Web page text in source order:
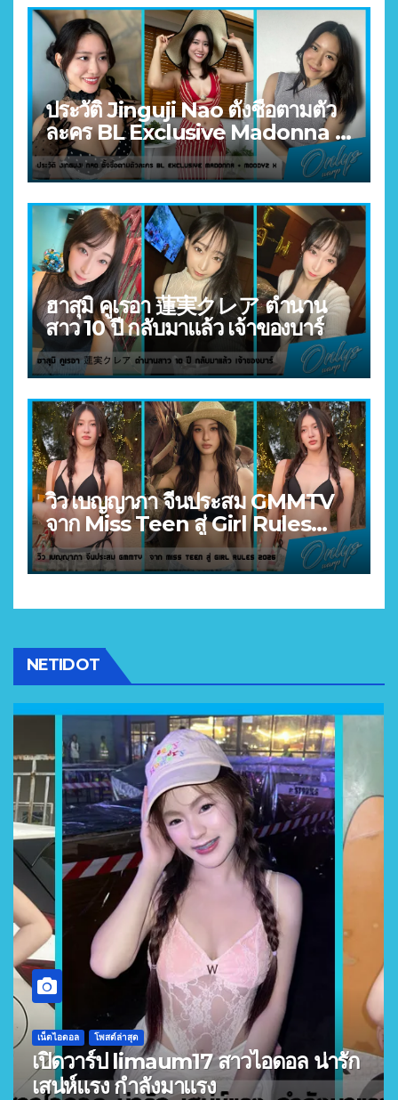
ประวัติ Jinguji Nao ตั้งชื่อตามตัว
ละคร BL Exclusive Madonna +
MOODYZ X
ฮาสุมิ คูเรอา 蓮実クレア ตำนาน
สาว 10 ปี กลับมาแล้ว เจ้าของบาร์
วิว เบญญาภา จีนประสม GMMTV
จาก Miss Teen สู่ Girl Rules
2026
NETIDOT
เน็ตไอดอล โพสต์ล่าสุด
เปิดวาร์ป limaum17 สาวไอดอล น่ารัก
เสน่ห์แรง กำลังมาแรง